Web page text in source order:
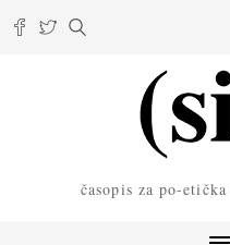
časopis za po-